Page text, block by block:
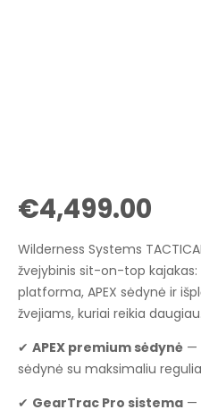
€4,499.00
Wilderness Systems
žvejybinis sit-on-top
platforma, APEX sėdynė ir
žvejiams, kuriai reikia daugiau.
✔ APEX premium sėdynė —
sėdynė su maksimaliu
✔ GearTrac Pro sistema —